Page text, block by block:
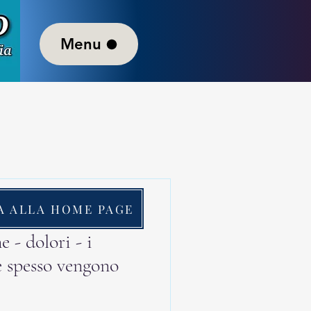
Menu
- dolori - i
vengono
4 min
ALLA HOME PAGE